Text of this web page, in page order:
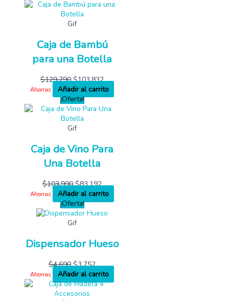
Gif
Caja de Bambú
para una Botella
$129,790 $103,832
Ahorras
Añadir al carrito
¡Oferta!
Gif
Caja de Vino Para
Una Botella
$103,990 $83,192
Ahorras
Añadir al carrito
¡Oferta!
Gif
Dispensador Hueso
$4,690 $3,752
Ahorras Añadir al carrito